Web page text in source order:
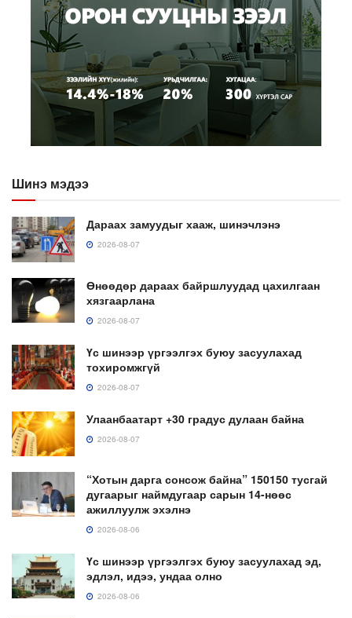
Шинэ мэдээ
Дараах замуудыг хааж, шинэчлэнэ
2026-08-07
Өнөөдөр дараах байршлуудад цахилгаан
хязгаарлана
2026-08-07
Үс шинээр үргээлгэх буюу засуулахад
тохиромжгүй
2026-08-07
Улаанбаатарт +30 градус дулаан байна
2026-08-07
“Хотын дарга сонсож байна” 150150 тусгай
дугаарыг наймдугаар сарын 14-нөөс
ажиллуулж эхэлнэ
2026-08-06
Үс шинээр үргээлгэх буюу засуулахад эд,
эдлэл, идээ, ундаа олно
2026-08-06